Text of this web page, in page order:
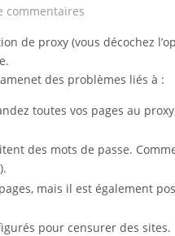
commentaires
de proxy (vous décochez
des problèmes liés à :
toutes vos pages au
des mots de passe.
mais il est également
pour censurer des sites.